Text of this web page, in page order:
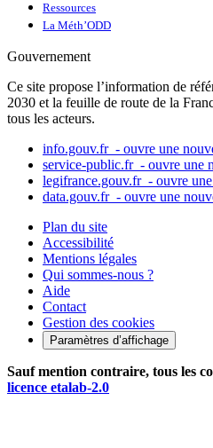
Ressources
La Méth’ODD
Gouvernement
Ce site propose l’information de
2030 et la feuille de route de la
tous les acteurs.
info.gouv.fr - ouvre une
service-public.fr - ouvre une
legifrance.gouv.fr - ouvre
data.gouv.fr - ouvre une
Plan du site
Accessibilité
Mentions légales
Qui sommes-nous ?
Aide
Contact
Gestion des cookies
Paramètres d’affichage
Sauf mention contraire, tous les
licence etalab-2.0